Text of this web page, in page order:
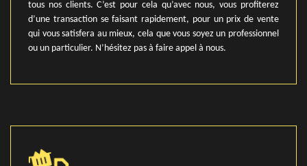
tous nos clients. C’est pour cela qu’avec nous, vous profiterez
d’une transaction se faisant rapidement, pour un prix de vente
qui vous satisfera au mieux, cela que vous soyez un professionnel
ou un particulier. N’hésitez pas à faire appel à nous.